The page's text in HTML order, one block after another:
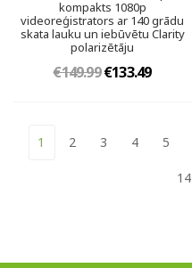
kompakts 1080p
videoreģistrators ar 140 grādu
skata lauku un iebūvētu Clarity
polarizētāju
€149.99€133.49
1 2 3 4 5
14